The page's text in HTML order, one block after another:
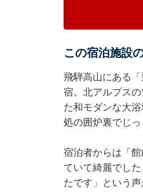
この宿泊施設
飛騨高山にある
宿。北アルプス
た和モダンな大
処の囲炉裏でじ
宿泊者からは「
ていて綺麗でし
たです」という